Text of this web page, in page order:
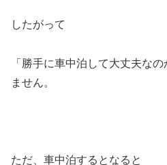
したがって
「勝手に車中泊して大丈夫な
ません。
ただ、車中泊するとなると